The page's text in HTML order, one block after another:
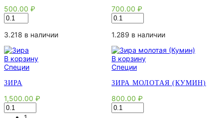
500.00 ₽
Количество
товара
Горчица
700.00 ₽
Количество
товара
Горчица
3.218 в наличии
В корзину
Специи
ЗИРА
1,500.00 ₽
Количество
товара
1.289 в наличии
В корзину
Специи
ЗИРА МОЛОТАЯ (КУМИН)
800.00 ₽
Количество
товара